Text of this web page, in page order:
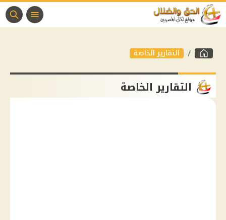
التقارير الخاصة
التقارير الخاصة